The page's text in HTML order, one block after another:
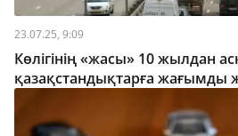
23.07.25, 9:09
Көлігінің «жасы» 10 жылдан
қазақстандықтарға жағымды